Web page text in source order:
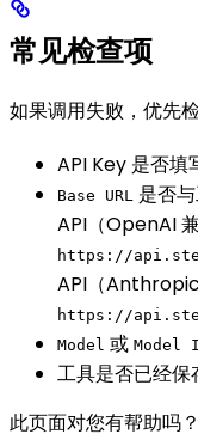
常见检查项
如果调用失败，优先
API Key 是否填
Base URL 是否
API（OpenAI
https://
API（
https://
Model 或 Model
工具是否已经保
此页面对您有帮助吗？